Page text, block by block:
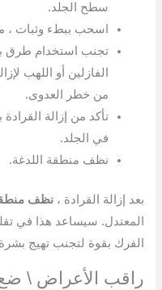
سطح الجلد.
اسحب ببطء وثبات
تجنب استخدام طرق
الفازلين أو اللهب
من خطر العدوى.
تأكد من إزالة
في الجلد.
نظف منطقة اللدغة.
بعد إزالة القرادة ،نظف
المعتدل. سيساعد هذا في
الفرك بقوة لتجنب تهيج
راقب الأعراض \ ضع